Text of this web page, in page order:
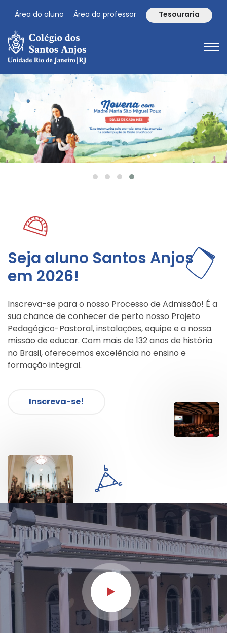
Área do aluno Área do professor Tesouraria
Seja aluno Santos Anjos
em 2026!
Inscreva-se para o nosso Processo de Admissão! É a
sua chance de conhecer de perto nosso Projeto
Pedagógico-Pastoral, instalações, equipe e a nossa
missão de educar. Com mais de 132 anos de história
no Brasil, oferecemos excelência no ensino e
formação integral.
Inscreva-se!